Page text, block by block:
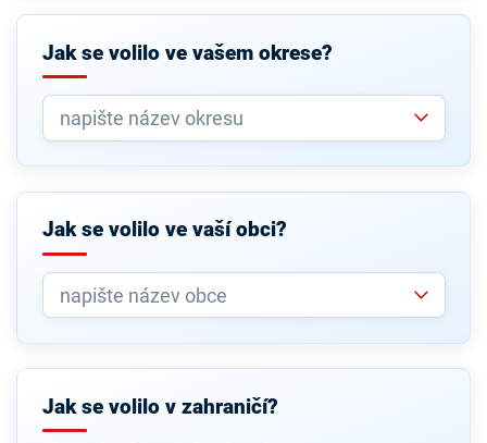
Jak se volilo ve vašem okrese?
Jak se volilo ve vaší obci?
Jak se volilo v zahraničí?